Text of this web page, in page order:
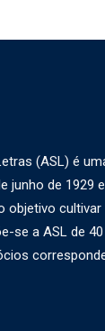
(ASL) é
junho de 1929
objetivo cultivar
se a ASL de